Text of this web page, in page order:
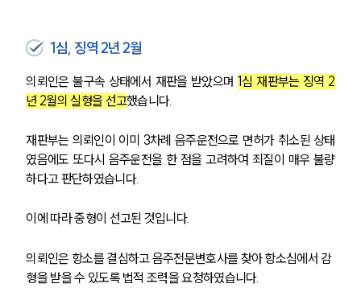
1심, 징역 2년 2월
의뢰인은 불구속 상태에서 재판을 받았으며 1심 재판부는 징역 2
년 2월의 실형을 선고했습니다.
재판부는 의뢰인이 이미 3차례 음주운전으로 면허가 취소된 상태
였음에도 또다시 음주운전을 한 점을 고려하여 죄질이 매우 불량
하다고 판단하였습니다.
이에 따라 중형이 선고된 것입니다.
의뢰인은 항소를 결심하고 음주전문변호사를 찾아 항소심에서 감
형을 받을 수 있도록 법적 조력을 요청하였습니다.